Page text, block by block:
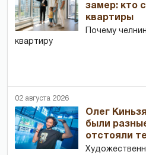
замер: кто
квартиры
Почему
квартиру
02 августа 2026
Олег
были
отстояли